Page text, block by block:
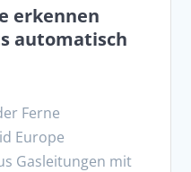
erkennen
automatisch
Ferne
Europe
Gasleitungen mit